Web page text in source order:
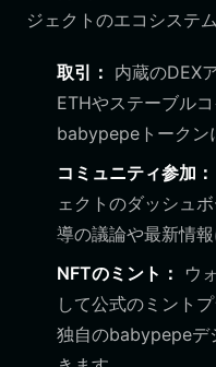
ジェクトのエコシステ
取引： 内蔵のDEX
ETHやステーブル
babypepeトークン
コミュニティ参加：
ェクトのダッシュ
導の議論や最新情
NFTのミント：
ウ
して公式のミント
独自のbabypepeデ